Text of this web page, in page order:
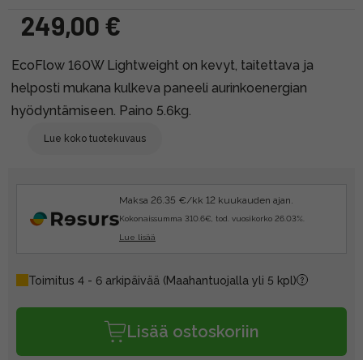
249,00 €
EcoFlow 160W Lightweight on kevyt, taitettava ja
helposti mukana kulkeva paneeli aurinkoenergian
hyödyntämiseen. Paino 5.6kg.
Lue koko tuotekuvaus
Maksa 26.35 €/kk 12 kuukauden ajan.
Kokonaissumma 310.6€, tod. vuosikorko 26.03%.
Lue lisää
Toimitus 4 - 6 arkipäivää (Maahantuojalla yli 5 kpl)
Lisää ostoskoriin